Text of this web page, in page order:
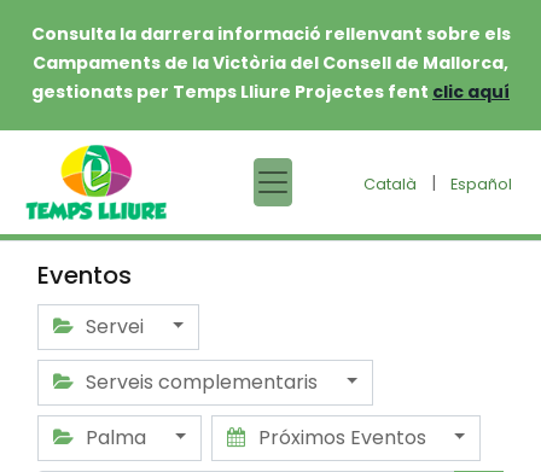
Consulta la darrera informació rellenvant sobre els
Campaments de la Victòria del Consell de Mallorca,
gestionats per Temps Lliure Projectes fent clic aquí
Català | Español
Eventos
Servei
Serveis complementaris
Palma
Próximos Eventos